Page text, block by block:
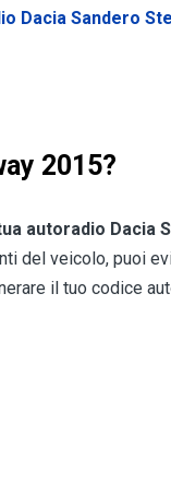
Dacia Sandero
2015?
autoradio Dacia
del veicolo, puoi
il tuo codice